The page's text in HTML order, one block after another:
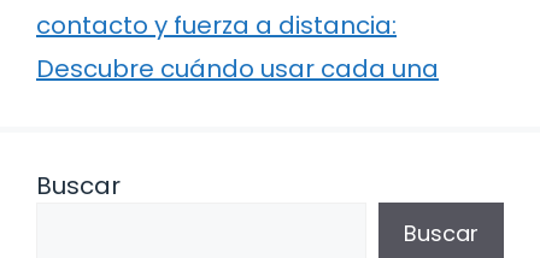
contacto y fuerza a distancia:
Descubre cuándo usar cada una
Buscar
Buscar